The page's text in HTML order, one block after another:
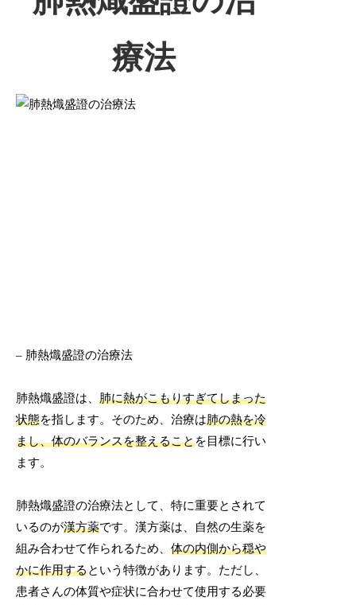
療法
– 肺熱熾盛證の治療法
肺熱熾盛證は、肺に熱がこもりすぎてしまった
状態を指します。そのため、治療は肺の熱を冷
まし、体のバランスを整えることを目標に行い
ます。
肺熱熾盛證の治療法として、特に重要とされて
いるのが漢方薬です。漢方薬は、自然の生薬を
組み合わせて作られるため、体の内側から穏や
かに作用するという特徴があります。ただし、
患者さんの体質や症状に合わせて使用する必要